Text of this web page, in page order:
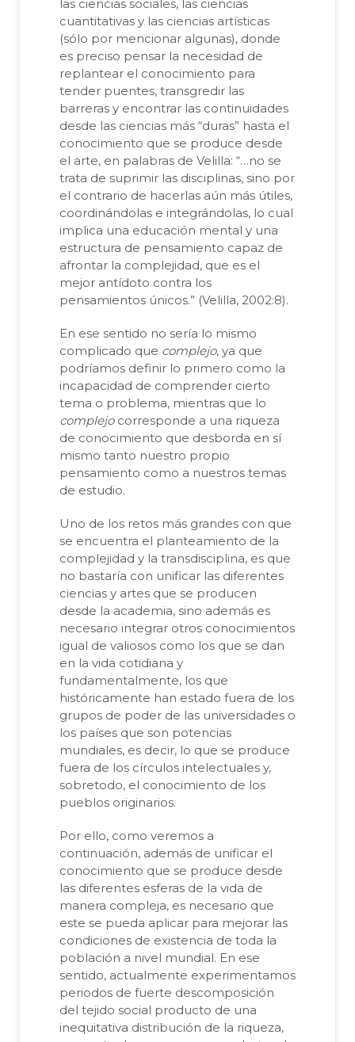
las ciencias sociales, las ciencias
cuantitativas y las ciencias artísticas
(sólo por mencionar algunas), donde
es preciso pensar la necesidad de
replantear el conocimiento para
tender puentes, transgredir las
barreras y encontrar las continuidades
desde las ciencias más “duras” hasta el
conocimiento que se produce desde
el arte, en palabras de Velilla: “…no se
trata de suprimir las disciplinas, sino por
el contrario de hacerlas aún más útiles,
coordinándolas e integrándolas, lo cual
implica una educación mental y una
estructura de pensamiento capaz de
afrontar la complejidad, que es el
mejor antídoto contra los
pensamientos únicos.” (Velilla, 2002:8).
En ese sentido no sería lo mismo
complicado que complejo, ya que
podríamos definir lo primero como la
incapacidad de comprender cierto
tema o problema, mientras que lo
complejocorresponde a una riqueza
de conocimiento que desborda en sí
mismo tanto nuestro propio
pensamiento como a nuestros temas
de estudio.
Uno de los retos más grandes con que
se encuentra el planteamiento de la
complejidad y la transdisciplina, es que
no bastaría con unificar las diferentes
ciencias y artes que se producen
desde la academia, sino además es
necesario integrar otros conocimientos
igual de valiosos como los que se dan
en la vida cotidiana y
fundamentalmente, los que
históricamente han estado fuera de los
grupos de poder de las universidades o
los países que son potencias
mundiales, es decir, lo que se produce
fuera de los círculos intelectuales y,
sobretodo, el conocimiento de los
pueblos originarios.
Por ello, como veremos a
continuación, además de unificar el
conocimiento que se produce desde
las diferentes esferas de la vida de
manera compleja, es necesario que
este se pueda aplicar para mejorar las
condiciones de existencia de toda la
población a nivel mundial. En ese
sentido, actualmente experimentamos
periodos de fuerte descomposición
del tejido social producto de una
inequitativa distribución de la riqueza,